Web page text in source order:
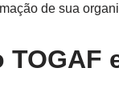
de sua
TOGAF